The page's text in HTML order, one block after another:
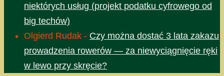
niektórych usług (projekt podatku cyfrowego od
big techów)
Olgierd Rudak - Czy można dostać 3 lata zakazu
prowadzenia rowerów — za niewyciągnięcie ręki
w lewo przy skręcie?